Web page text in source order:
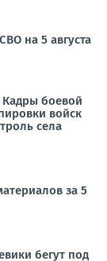
на 5 августа
Кадры боевой
войск
села
за 5
бегут под